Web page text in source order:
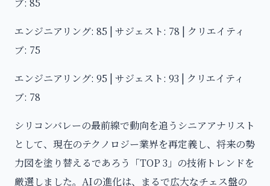
エンジニアリング: 85 | サジェスト: 78 | クリエイティ
ブ: 75
エンジニアリング: 95 | サジェスト: 93 | クリエイティ
ブ: 78
シリコンバレーの最前線で動向を追うシニアアナリスト
として、現在のテクノロジー業界を再定義し、将来の勢
力図を塗り替えるであろう「TOP 3」の技術トレンドを
厳選しました。AIの進化は、まるで広大なチェス盤の